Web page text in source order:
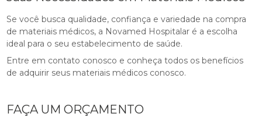
Se você busca qualidade, confiança e variedade na compra
de materiais médicos, a Novamed Hospitalar é a escolha
ideal para o seu estabelecimento de saúde.
Entre em contato conosco e conheça todos os benefícios
de adquirir seus materiais médicos conosco.
FAÇA UM ORÇAMENTO